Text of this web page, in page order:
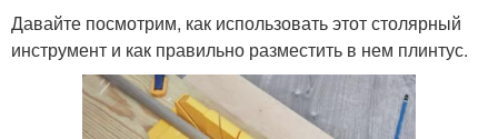
Давайте посмотрим, как использовать этот столярный
инструмент и как правильно разместить в нем плинтус.